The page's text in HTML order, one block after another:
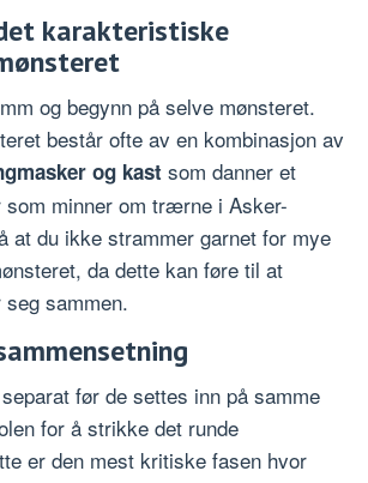
karakteristiske
og begynn på selve mønsteret.
består ofte av en kombinasjon av
og kast som danner et
minner om trærne i Asker-
at du ikke strammer garnet for mye
da dette kan føre til at
sammen.
før de settes inn på samme
for å strikke det runde
er den mest kritiske fasen hvor